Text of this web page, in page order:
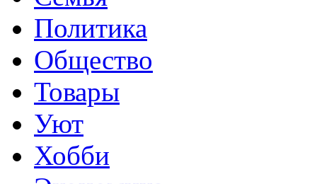
Политика
Общество
Товары
Уют
Хобби